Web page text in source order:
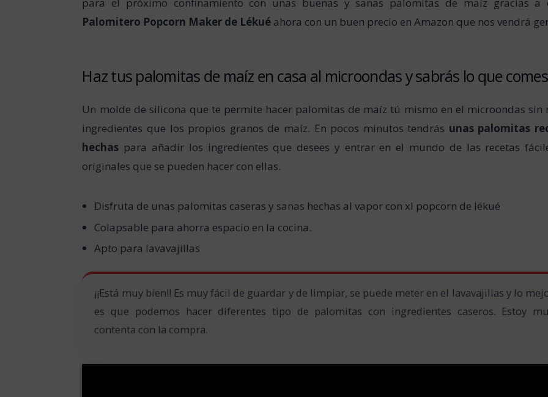
Palomitero Popcorn Maker de Lékué ahora con un buen precio en Amazon que nos vendrá
Haz tus palomitas de maíz en casa al microondas y sabrás lo que
Un molde de silicona que te permite hacer palomitas de maíz tú mismo en el microondas sin
ingredientes que los propios granos de maíz. En pocos minutos tendrás unas palomitas
hechas para añadir los ingredientes que desees y entrar en el mundo de las recetas
originales que se pueden hacer con ellas.
Disfruta de unas palomitas caseras y sanas hechas al vapor con xl popcorn de lékué
Colapsable para ahorra espacio en la cocina.
Apto para lavavajillas
¡¡Está muy bien!! Es muy fácil de guardar y de limpiar, se puede meter en el lavavajillas y lo
es que podemos hacer diferentes tipo de palomitas con ingredientes caseros. Estoy
contenta con la compra.